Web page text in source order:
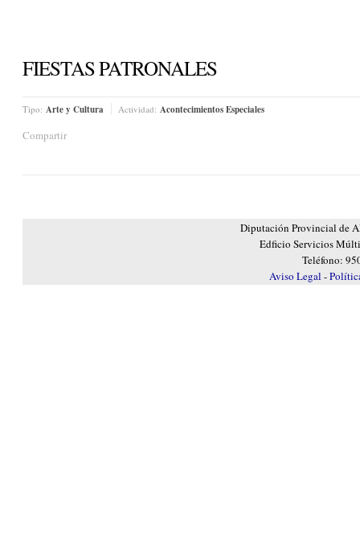
FIESTAS PATRONALES
Tipo: Arte y Cultura Actividad: Acontecimientos Especiales
Compartir
Diputación Provincial de
Edficio Servicios
Teléfono:
Aviso Legal -